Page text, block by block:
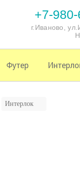
+7-
г.Иваново,
Футер
Интерлок